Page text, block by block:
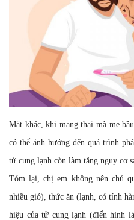
Mặt khác, khi mang thai mà mẹ
có thể ảnh hưởng đến quá trình
tử cung lạnh còn làm tăng nguy cơ
Tóm lại, chị em không nên chủ
nhiều gió), thức ăn (lạnh, có tính
hiệu của tử cung lạnh (điển hình